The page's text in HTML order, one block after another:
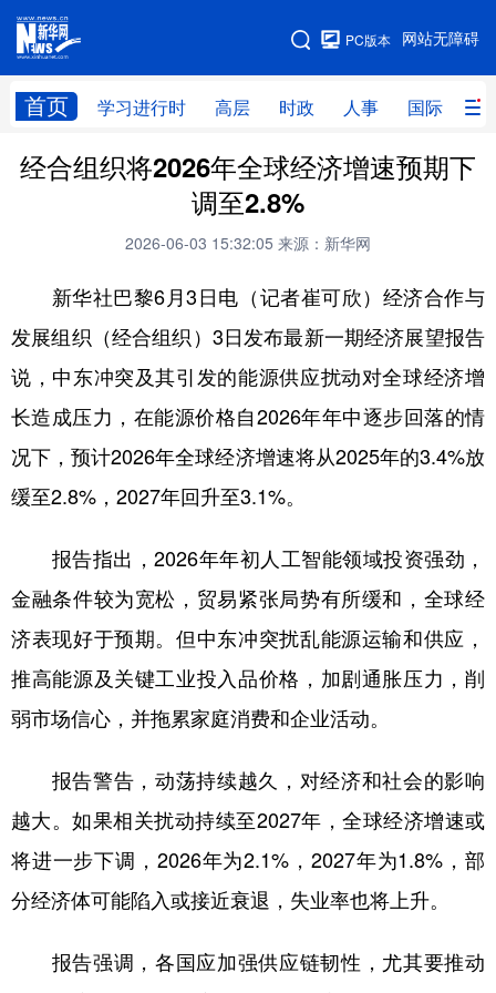
网站无障碍
PC版本
首页 学习进行时 高层 时政 人事 国际 财
网站地图
学习进行时 高层 时政 人事
财经 网评
科技 科创 量子 体育
文化 书画 健康
法律 中央文件 金融 汽车
食品 人居
彩票 娱乐 时尚 悦读
公益 一带一路 亚太网 上市公司
文化产业
地方频道
北京 天津 河北 山西
辽宁 吉林 上海 江苏
浙江 安徽 福建 江西
经合组织将2026年全球经济增速预期下
调至2.8%
2026-06-03 15:32:05 来源：新华网
新华社巴黎6月3日电（记者崔可欣）经济合作与
发展组织（经合组织）3日发布最新一期经济展望报告
说，中东冲突及其引发的能源供应扰动对全球经济增
长造成压力，在能源价格自2026年年中逐步回落的情
况下，预计2026年全球经济增速将从2025年的3.4%放
缓至2.8%，2027年回升至3.1%。
报告指出，2026年年初人工智能领域投资强劲，
金融条件较为宽松，贸易紧张局势有所缓和，全球经
济表现好于预期。但中东冲突扰乱能源运输和供应，
推高能源及关键工业投入品价格，加剧通胀压力，削
弱市场信心，并拖累家庭消费和企业活动。
报告警告，动荡持续越久，对经济和社会的影响
越大。如果相关扰动持续至2027年，全球经济增速或
将进一步下调，2026年为2.1%，2027年为1.8%，部
分经济体可能陷入或接近衰退，失业率也将上升。
报告强调，各国应加强供应链韧性，尤其要推动